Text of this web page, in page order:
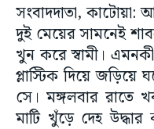
সংবাদদাতা, কাটোয়া:
দুই মেয়ের সামনেই
খুন করে স্বামী।
প্লাস্টিক দিয়ে
সে। মঙ্গলবার রাতে
মাটি খুঁড়ে দেহ